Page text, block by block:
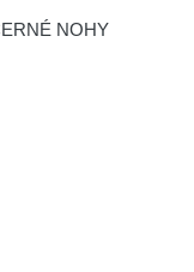
NOHY